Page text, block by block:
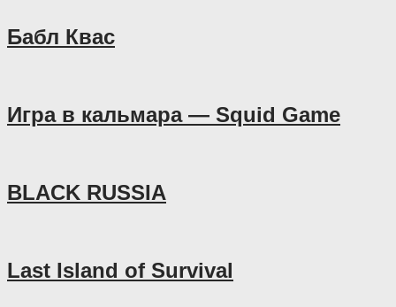
Бабл Квас
Игра в кальмара — Squid Game
BLACK RUSSIA
Last Island of Survival